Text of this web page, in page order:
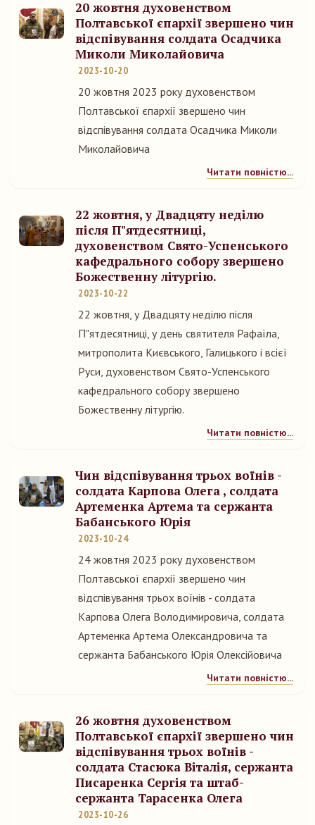
20 жовтня духовенством
Полтавської єпархії звершено чин
відспівування солдата Осадчика
Миколи Миколайовича
2023-10-20
20 жовтня 2023 року духовенством
Полтавської єпархії звершено чин
відспівування солдата Осадчика Миколи
Миколайовича
Читати повністю...
22 жовтня, у Двадцяту неділю
після П"ятдесятниці,
духовенством Свято-Успенського
кафедрального собору звершено
Божественну літургію.
2023-10-22
22 жовтня, у Двадцяту неділю після
П"ятдесятниці, у день святителя Рафаїла,
митрополита Києвського, Галицького і всієї
Руси, духовенством Свято-Успенського
кафедрального собору звершено
Божественну літургію.
Читати повністю...
Чин відспівування трьох воїнів -
солдата Карпова Олега , солдата
Артеменка Артема та сержанта
Бабанського Юрія
2023-10-24
24 жовтня 2023 року духовенством
Полтавської єпархії звершено чин
відспівування трьох воїнів - солдата
Карпова Олега Володимировича, солдата
Артеменка Артема Олександровича та
сержанта Бабанського Юрія Олексійовича
Читати повністю...
26 жовтня духовенством
Полтавської єпархії звершено чин
відспівування трьох воїнів -
солдата Стасюка Віталія, сержанта
Писаренка Сергія та штаб-
сержанта Тарасенка Олега
2023-10-26